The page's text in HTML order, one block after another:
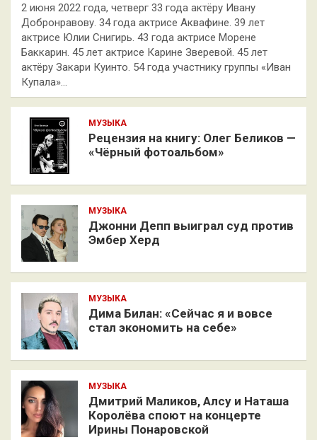
2 июня 2022 года, четверг 33 года актёру Ивану
Добронравову. 34 года актрисе Аквафине. 39 лет
актрисе Юлии Снигирь. 43 года актрисе Морене
Баккарин. 45 лет актрисе Карине Зверевой. 45 лет
актёру Закари Куинто. 54 года участнику группы «Иван
Купала»…
МУЗЫКА
Рецензия на книгу: Олег Беликов —
«Чёрный фотоальбом»
МУЗЫКА
Джонни Депп выиграл суд против
Эмбер Херд
МУЗЫКА
Дима Билан: «Сейчас я и вовсе
стал экономить на себе»
МУЗЫКА
Дмитрий Маликов, Алсу и Наташа
Королёва споют на концерте
Ирины Понаровской